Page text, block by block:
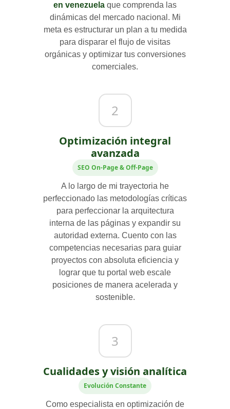
en venezuela que comprenda las
dinámicas del mercado nacional. Mi
meta es estructurar un plan a tu medida
para disparar el flujo de visitas
orgánicas y optimizar tus conversiones
comerciales.
2
Optimización integral
avanzada
SEO On-Page & Off-Page
A lo largo de mi trayectoria he
perfeccionado las metodologías críticas
para perfeccionar la arquitectura
interna de las páginas y expandir su
autoridad externa. Cuento con las
competencias necesarias para guiar
proyectos con absoluta eficiencia y
lograr que tu portal web escale
posiciones de manera acelerada y
sostenible.
3
Cualidades y visión analítica
Evolución Constante
Como especialista en optimización de